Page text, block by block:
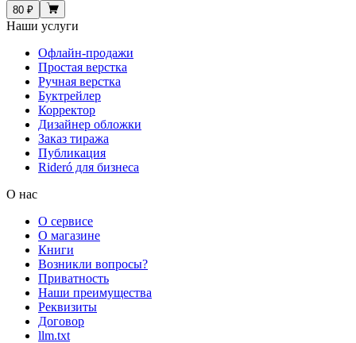
80 ₽
Наши услуги
Офлайн-продажи
Простая верстка
Ручная верстка
Буктрейлер
Корректор
Дизайнер обложки
Заказ тиража
Публикация
Rideró для бизнеса
О нас
О сервисе
О магазине
Книги
Возникли вопросы?
Приватность
Наши преимущества
Реквизиты
Договор
llm.txt